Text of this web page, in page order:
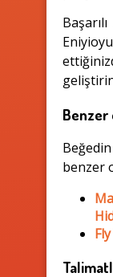
Benzer
benzer